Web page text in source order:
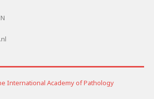
International Academy of Pathology